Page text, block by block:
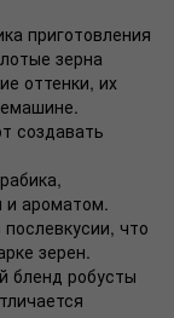
приготовления
зерна
оттенки, их
создавать
и ароматом.
что
зерен.
бленд робусты